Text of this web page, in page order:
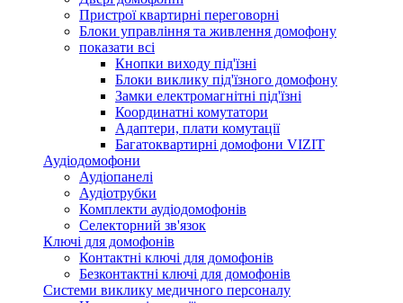
Пристрої квартирні переговорні
Блоки управління та живлення домофону
показати всі
Кнопки виходу під'їзні
Блоки виклику під'їзного домофону
Замки електромагнітні під'їзні
Координатні комутатори
Адаптери, плати комутації
Багатоквартирні домофони VIZIT
Аудіодомофони
Аудіопанелі
Аудіотрубки
Комплекти аудіодомофонів
Селекторний зв'язок
Ключі для домофонів
Контактні ключі для домофонів
Безконтактні ключі для домофонів
Системи виклику медичного персоналу